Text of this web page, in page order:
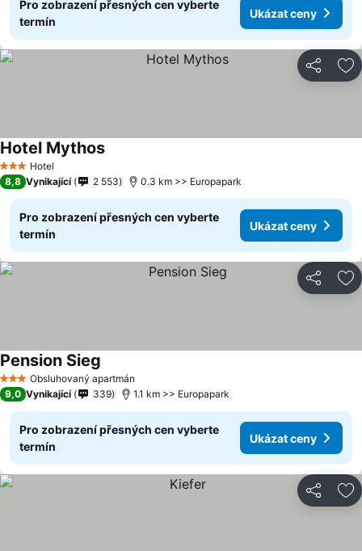
Pro zobrazení přesných cen vyberte
termín
Ukázat ceny
Sdílet
3 Počet hvězdiček
Hotel
Hotel Mythos
8,8 Vynikající 2 553 0.3 km >> Europapark
Pro zobrazení přesných cen vyberte
termín
Ukázat ceny
Sdílet
3 Počet hvězdiček
Obsluhovaný apartmán
Pension Sieg
9,0 Vynikající 339 1.1 km >> Europapark
Pro zobrazení přesných cen vyberte
termín
Ukázat ceny
Sdílet